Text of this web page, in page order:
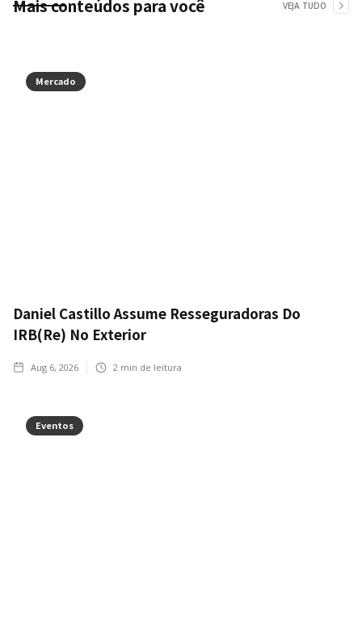
Mais conteúdos para você VEJA TUDO
Mercado
Daniel Castillo Assume Resseguradoras Do
IRB(Re) No Exterior
Aug 6, 2026 2 min de leitura
Eventos